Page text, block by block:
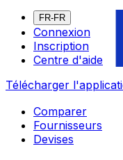
FR-FR
Connexion
Inscription
Centre d'aide
Télécharger
Comparer
Fournisseurs
Devises